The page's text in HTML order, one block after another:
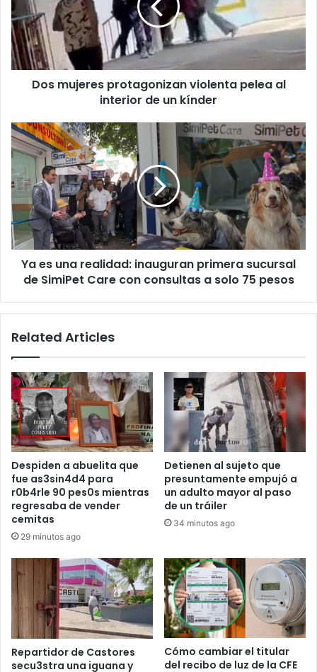
pelea
al
interior
de
un
kínderDos mujeres protagonizan violenta pelea al
interior de un kínder
Ya
es
una
realidad:
inauguran
primera
sucursal
de
SimiPet
Care
con
75
Ya es una realidad: inauguran primera sucursal
de SimiPet Care con consultas a solo 75 pesos
Related Articles
Despiden a abuelita que
fue as3sin4d4 para
r0b4rle 90 pes0s mientras
regresaba de vender
cemitas
29 minutos ago
Detienen al sujeto que
presuntamente empujó a
un adulto mayor al paso
de un tráiler
34 minutos ago
Repartidor de Castores
secu3stra una iguana y
Cómo cambiar el titular
del recibo de luz de la CFE